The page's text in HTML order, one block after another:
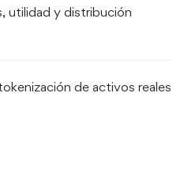
utilidad y distribución
de activos reales